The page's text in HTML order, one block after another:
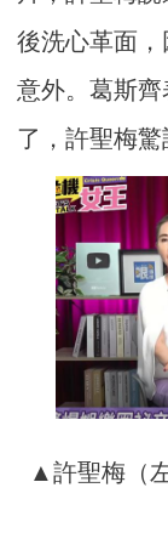
後洗心革面
意外。葛斯
了，許聖梅驚
▲許聖梅（